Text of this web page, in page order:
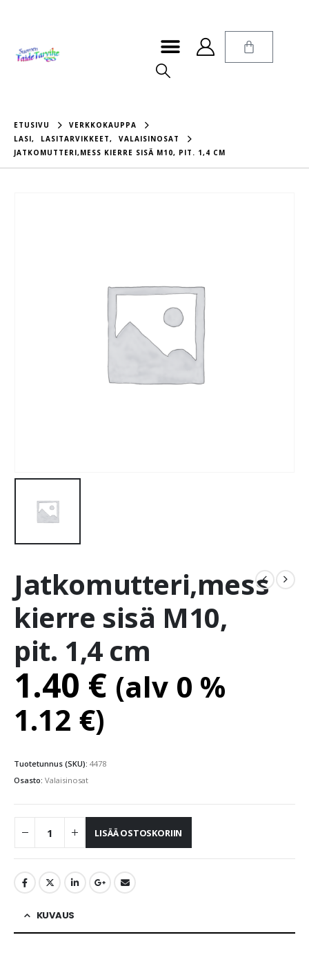
ETUSIVU
VERKKOKAUPPA
LASI, LASITARVIKKEET,
VALAISINOSAT
JATKOMUTTERI,MESS KIERRE SISÄ M10, PIT. 1,4 CM
Jatkomutteri,mess
kierre sisä M10,
pit. 1,4 cm
1.40 € (alv 0 %
1.12 €)
Tuotetunnus (SKU): 4478
Osasto: Valaisinosat
LISÄÄ OSTOSKORIIN
KUVAUS